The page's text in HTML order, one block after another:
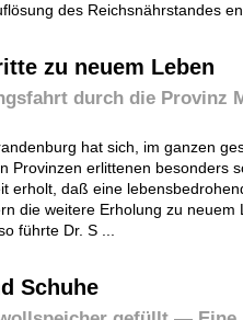
des Reichsnährstandes
zu neuem Leben
durch die Provinz
hat sich, im ganzen
Provinzen erlittenen besonders
erholt, daß eine
die weitere Erholung zu neuem
führte Dr. S ...
Schuhe